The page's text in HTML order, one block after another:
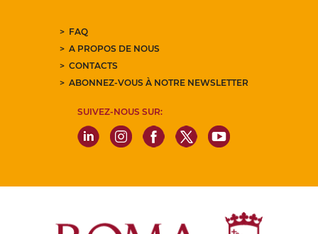
FAQ
A PROPOS DE NOUS
CONTACTS
ABONNEZ-VOUS À NOTRE NEWSLETTER
SUIVEZ-NOUS SUR: